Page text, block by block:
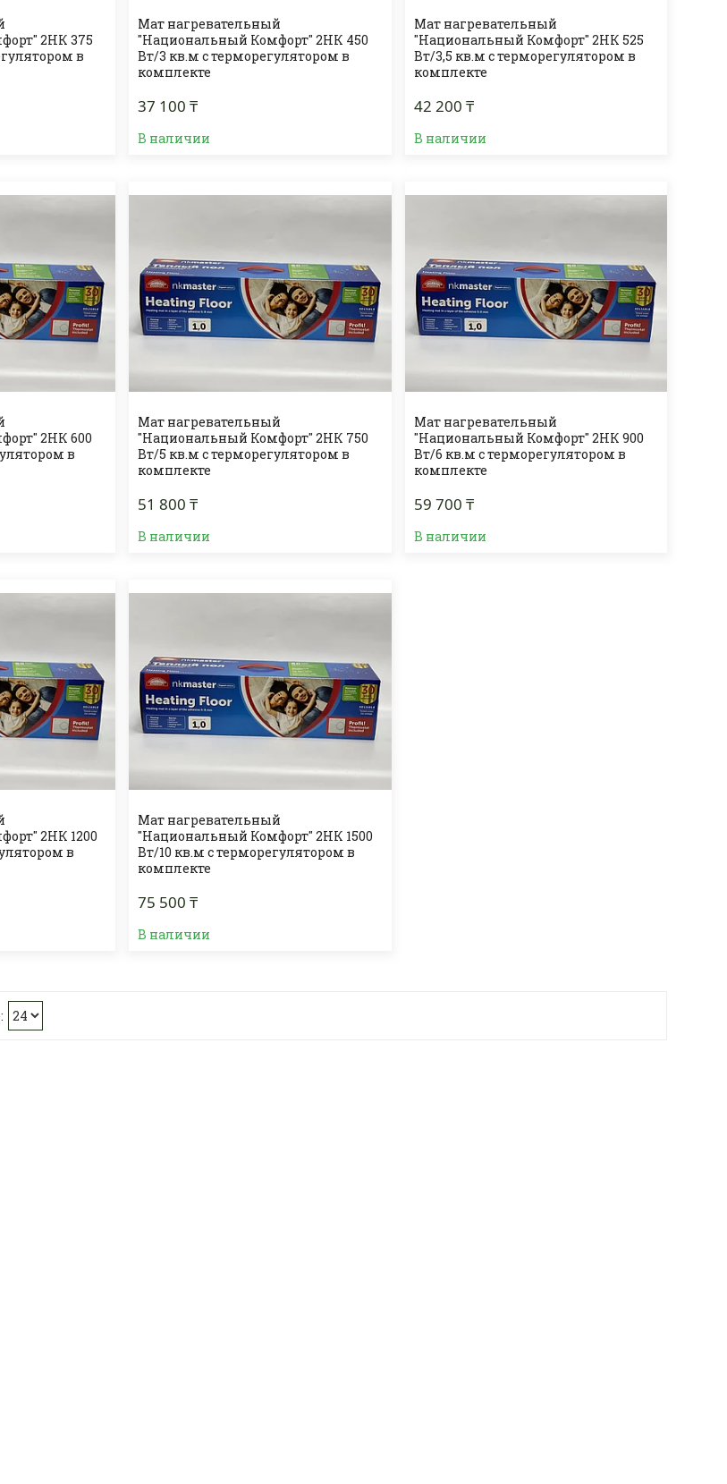
2НК 375
в
Мат нагревательный
"Национальный Комфорт" 2НК 450
Вт/3 кв.м с терморегулятором в
комплекте
37 100 ₸
В наличии
Мат нагревательный
"Национальный Комфорт" 2НК 525
Вт/3,5 кв.м с терморегулятором в
комплекте
42 200 ₸
В наличии
2НК 600
в
Мат нагревательный
"Национальный Комфорт" 2НК 750
Вт/5 кв.м с терморегулятором в
комплекте
51 800 ₸
В наличии
Мат нагревательный
"Национальный Комфорт" 2НК 900
Вт/6 кв.м с терморегулятором в
комплекте
59 700 ₸
В наличии
2НК 1200
в
Мат нагревательный
"Национальный Комфорт" 2НК 1500
Вт/10 кв.м с терморегулятором в
комплекте
75 500 ₸
В наличии